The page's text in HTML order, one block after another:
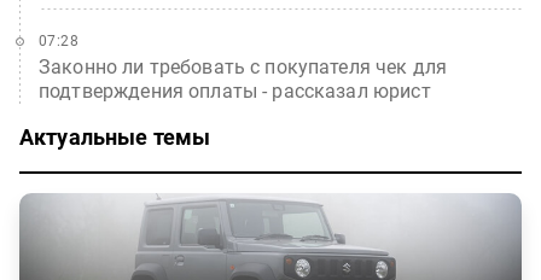
Законно ли требовать с покупателя чек для
подтверждения оплаты - рассказал юрист
07:28
Актуальные темы